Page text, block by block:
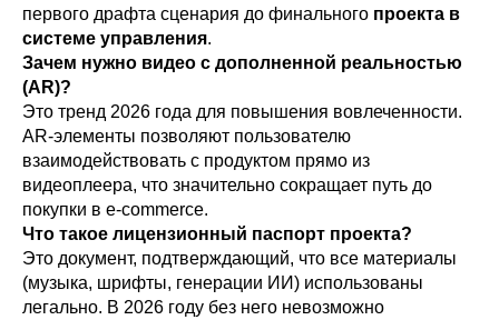
первого драфта сценария до финального проекта в
системе управления.
Зачем нужно видео с дополненной реальностью
(AR)?
Это тренд 2026 года для повышения вовлеченности.
AR-элементы позволяют пользователю
взаимодействовать с продуктом прямо из
видеоплеера, что значительно сокращает путь до
покупки в e-commerce.
Что такое лицензионный паспорт проекта?
Это документ, подтверждающий, что все материалы
(музыка, шрифты, генерации ИИ) использованы
легально. В 2026 году без него невозможно